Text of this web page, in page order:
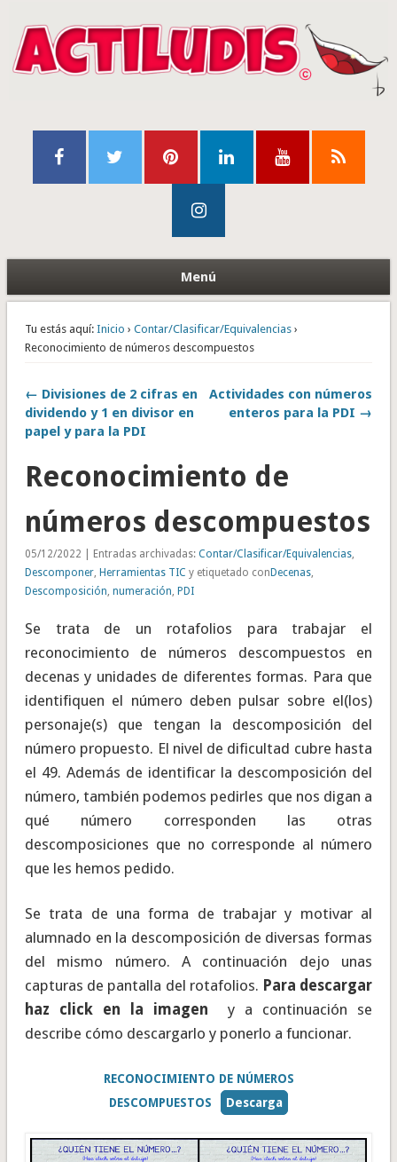
Menú
Tu estás aquí: Inicio › Contar/Clasificar/Equivalencias›
Reconocimiento de números descompuestos
← Divisiones de 2 cifras en
dividendo y 1 en divisor en
papel y para la PDI
Actividades con números
enteros para la PDI →
Reconocimiento de
números descompuestos
05/12/2022 | Entradas archivadas: Contar/Clasificar/Equivalencias,
Descomponer, Herramientas TIC y etiquetado con Decenas,
Descomposición, numeración, PDI
Se trata de un rotafolios para trabajar el
reconocimiento de números descompuestos en
decenas y unidades de diferentes formas. Para que
identifiquen el número deben pulsar sobre el(los)
personaje(s) que tengan la descomposición del
número propuesto. El nivel de dificultad cubre hasta
el 49. Además de identificar la descomposición del
número, también podemos pedirles que nos digan a
qué número corresponden las otras
descomposiciones que no corresponde al número
que les hemos pedido.
Se trata de una forma de trabajar y motivar al
alumnado en la descomposición de diversas formas
del mismo número. A continuación dejo unas
capturas de pantalla del rotafolios. Para descargar
haz click en la imagen y a continuación se
describe cómo descargarlo y ponerlo a funcionar.
RECONOCIMIENTO DE NÚMEROS
DESCOMPUESTOS
Descarga